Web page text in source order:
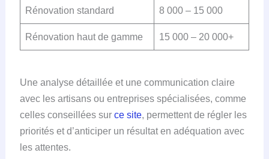
Rénovation standard 8 000 – 15 000
Rénovation haut de gamme 15 000 – 20 000+
Une analyse détaillée et une communication claire
avec les artisans ou entreprises spécialisées, comme
celles conseillées sur ce site, permettent de régler les
priorités et d’anticiper un résultat en adéquation avec
les attentes.